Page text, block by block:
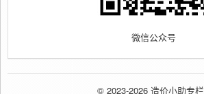
微信公众号
© 2023-2026 造价小助专栏